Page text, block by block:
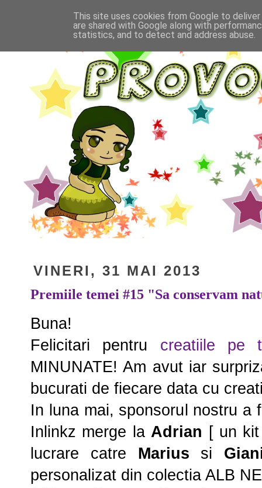
VINERI, 31 MAI 2013
Premiile temei #15 "Sa conservam
Buna!
Felicitari pentru creatiile pe
MINUNATE! Am avut iar
bucurati de fiecare data cu
In luna mai, sponsorul nostru a
Inlinkz merge la Adrian [ un
lucrare catre Marius si
personalizat din colectia ALB
This site uses cookies from Google to
are shared with Google along with
statistics, and to detect and address abuse.